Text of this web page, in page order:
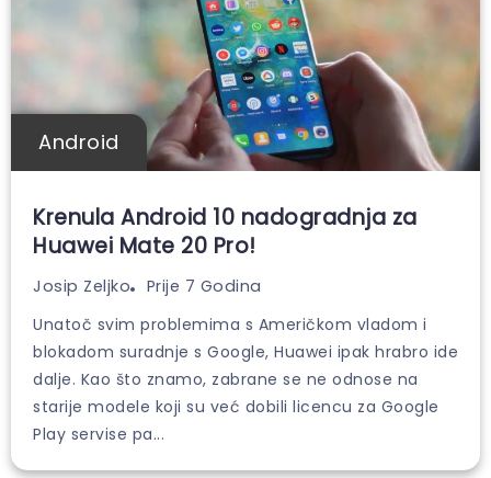
Android
Krenula Android 10 nadogradnja za
Huawei Mate 20 Pro!
Josip Zeljko
Prije 7 Godina
Unatoč svim problemima s Američkom vladom i
blokadom suradnje s Google, Huawei ipak hrabro ide
dalje. Kao što znamo, zabrane se ne odnose na
starije modele koji su već dobili licencu za Google
Play servise pa...